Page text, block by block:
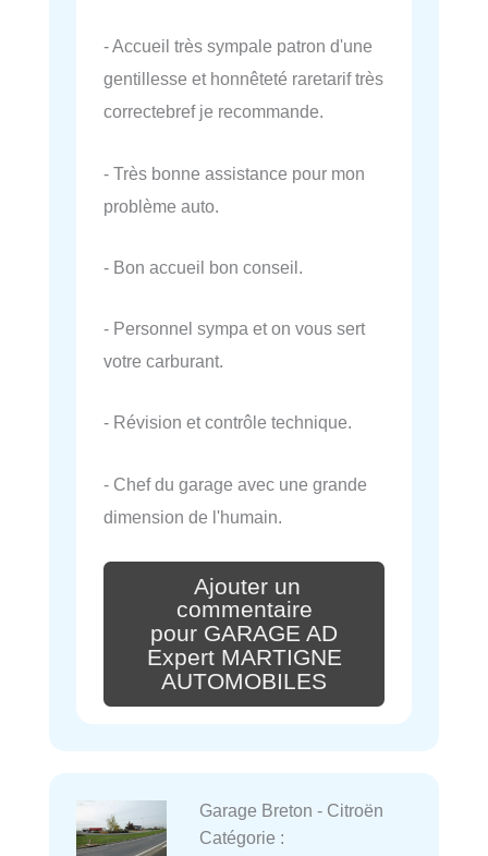
- Accueil très sympale patron d'une
gentillesse et honnêteté raretarif très
correctebref je recommande.
- Très bonne assistance pour mon
problème auto.
- Bon accueil bon conseil.
- Personnel sympa et on vous sert
votre carburant.
- Révision et contrôle technique.
- Chef du garage avec une grande
dimension de l'humain.
Ajouter un
commentaire
pour GARAGE AD
Expert MARTIGNE
AUTOMOBILES
Garage Breton - Citroën
Catégorie :